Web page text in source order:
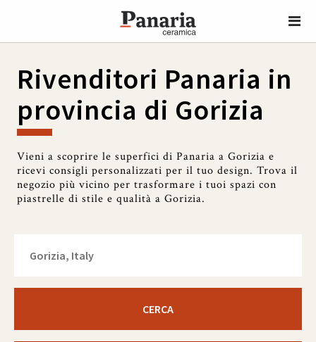
Rivenditori Panaria in
provincia di Gorizia
Vieni a scoprire le superfici di Panaria a Gorizia e
ricevi consigli personalizzati per il tuo design. Trova il
negozio più vicino per trasformare i tuoi spazi con
piastrelle di stile e qualità a Gorizia.
CERCA